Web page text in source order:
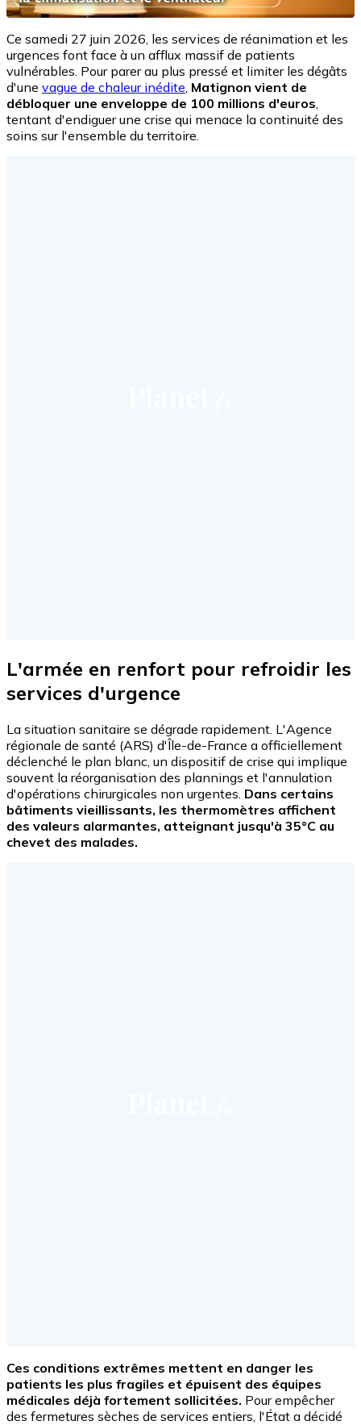
Ce samedi 27 juin 2026, les services de réanimation et les
urgences font face à un afflux massif de patients
vulnérables. Pour parer au plus pressé et limiter les dégâts
d'une vague de chaleur inédite Matignon vient de
débloquer une enveloppe de 100 millions d'euros
tentant d'endiguer une crise qui menace la continuité des
soins sur l'ensemble du territoire.
L'armée en renfort pour refroidir les
services d'urgence
La situation sanitaire se dégrade rapidement. L'Agence
régionale de santé (ARS) d'Île-de-France a officiellement
déclenché le plan blanc, un dispositif de crise qui implique
souvent la réorganisation des plannings et l'annulation
d'opérations chirurgicales non urgentes. Dans certains
bâtiments vieillissants, les thermomètres affichent
des valeurs alarmantes, atteignant jusqu'à 35°C au
chevet des malades.
Ces conditions extrêmes mettent en danger les
patients les plus fragiles et épuisent des équipes
médicales déjà fortement sollicitées. Pour empêcher
des fermetures sèches de services entiers, l'État a décidé